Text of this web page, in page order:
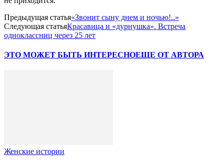
Предыдущая статья«Звонит сыну днем и ночью!..»
Следующая статьяКрасавица и «дурнушка». Встреча
одноклассниц через 25 лет
ЭТО МОЖЕТ БЫТЬ ИНТЕРЕСНОЕЩЕ ОТ АВТОРА
Женские истории